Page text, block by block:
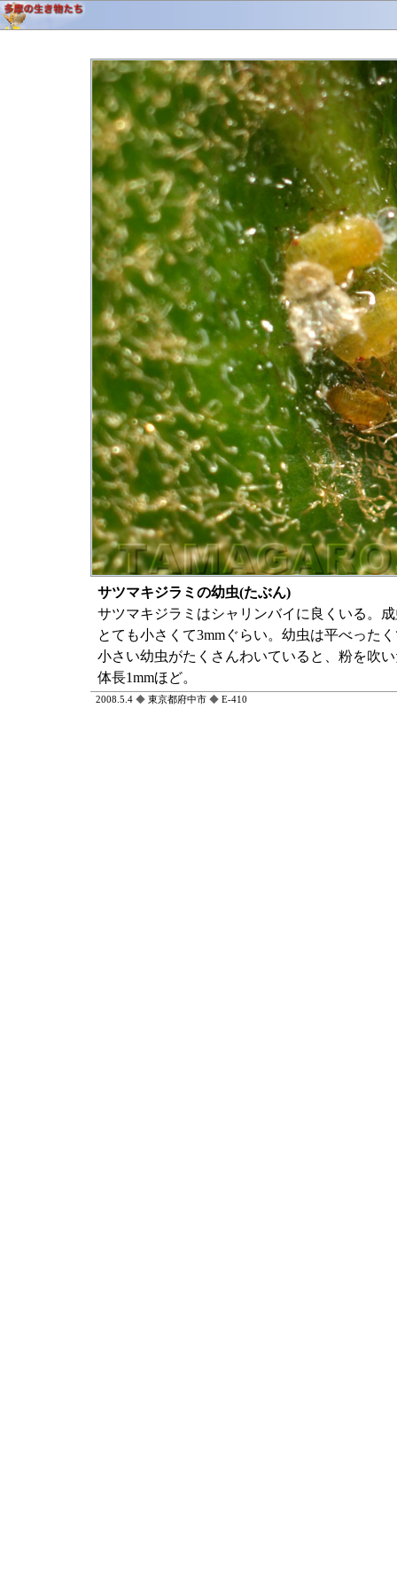
サツマキジラミの幼虫(たぶん)
サツマキジラミはシャリンバイに良くいる。
とても小さくて3mmぐらい。幼虫は平べった
小さい幼虫がたくさんわいていると、粉を吹
体長1mmほど。
2008.5.4 ◆東京都府中市 ◆E-410